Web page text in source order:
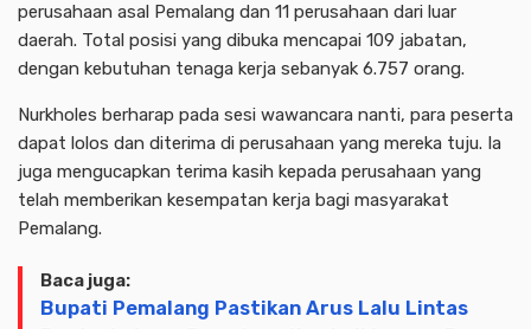
perusahaan asal Pemalang dan 11 perusahaan dari luar
daerah. Total posisi yang dibuka mencapai 109 jabatan,
dengan kebutuhan tenaga kerja sebanyak 6.757 orang.
Nurkholes berharap pada sesi wawancara nanti, para peserta
dapat lolos dan diterima di perusahaan yang mereka tuju. Ia
juga mengucapkan terima kasih kepada perusahaan yang
telah memberikan kesempatan kerja bagi masyarakat
Pemalang.
Baca juga:
Bupati Pemalang Pastikan Arus Lalu Lintas